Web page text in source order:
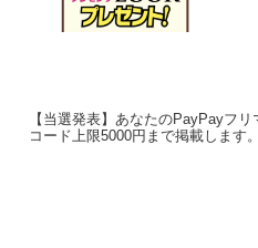
【当選発表】あなたのPayPayフリ
コード上限5000円まで掲載します。